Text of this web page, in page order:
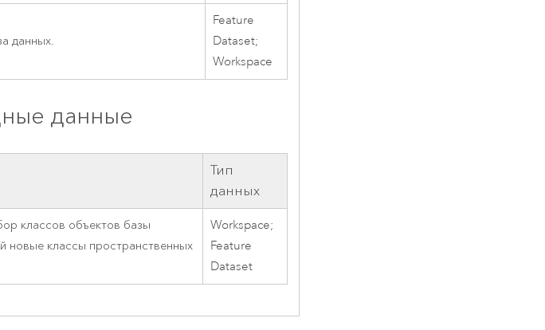
данных.
Feature
Dataset;
Workspace
данные
Тип
данных
классов объектов базы
новые классы пространственных
Workspace;
Feature
Dataset